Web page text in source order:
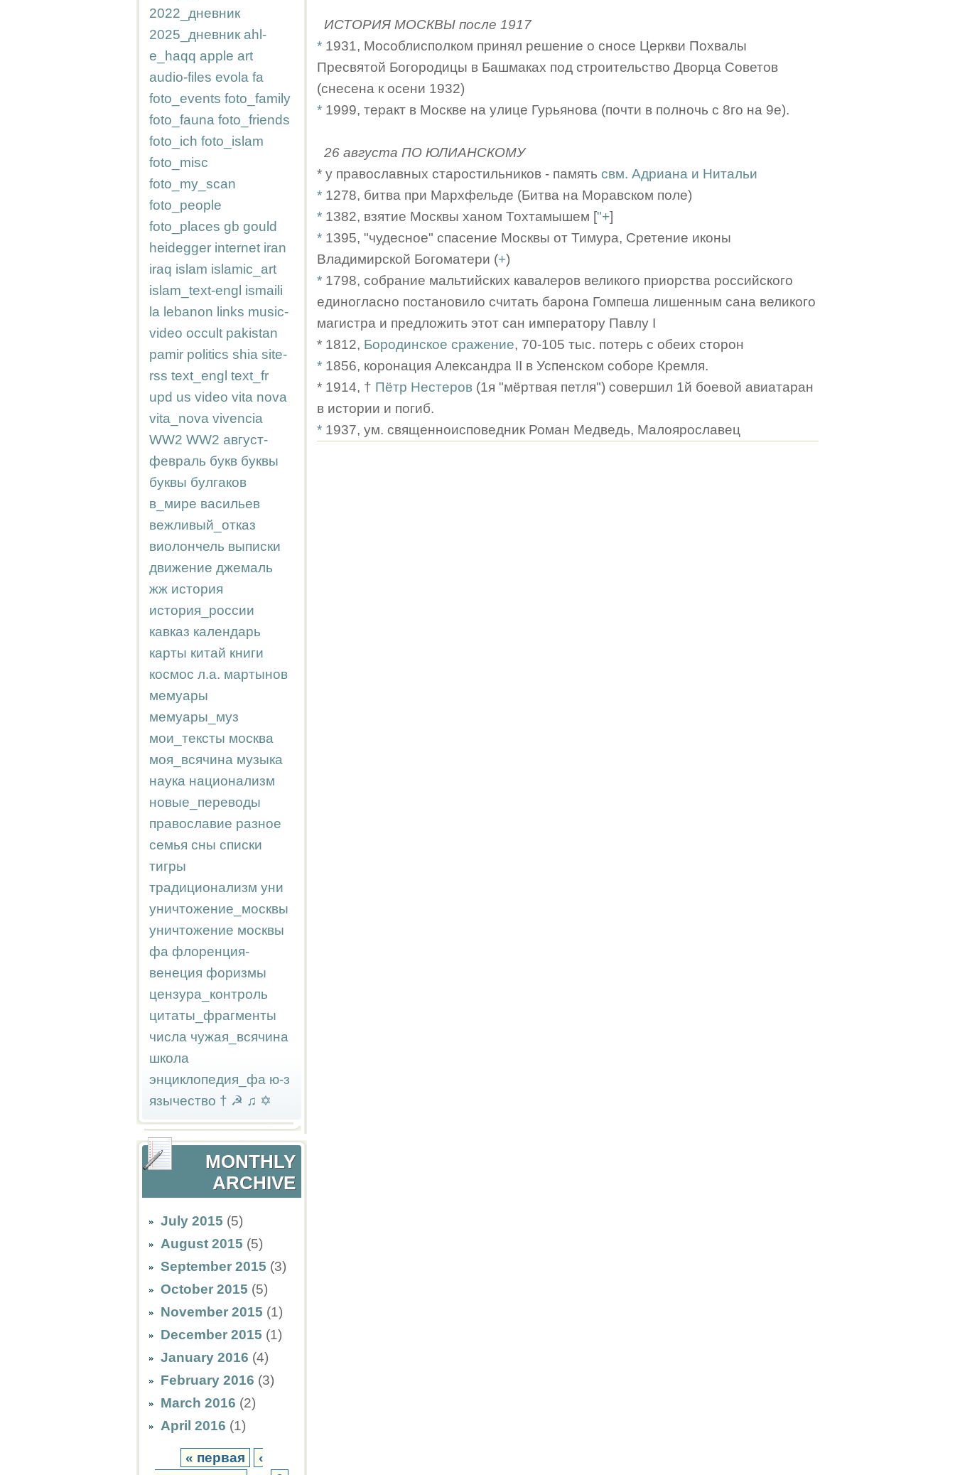
2022_дневник
2025_дневник ahl-
e_haqq apple art
audio-files evola fa
foto_events foto_family
foto_fauna foto_friends
foto_ich foto_islam
foto_misc
foto_my_scan
foto_people
foto_places gb gould
heidegger internet iran
iraq islam islamic_art
islam_text-engl ismaili
la lebanon links music-
video occult pakistan
pamir politics shia site-
rss text_engl text_fr
upd us video vita nova
vita_nova vivencia
WW2 WW2 август-
февраль букв буквы
буквы булгаков
в_мире васильев
вежливый_отказ
виолончель выписки
движение джемаль
жж история
история_россии
кавказ календарь
карты китай книги
космос л.а. мартынов
мемуары
мемуары_муз
мои_тексты москва
моя_всячина музыка
наука национализм
новые_переводы
православие разное
семья сны списки
тигры
традиционализм уни
уничтожение_москвы
уничтожение москвы
фа флоренция-
венеция форизмы
цензура_контроль
цитаты_фрагменты
числа чужая_всячина
школа
энциклопедия_фа ю-з
язычество † ☭ ♫ ✡
MONTHLY
ARCHIVE
July 2015 (5)
August 2015 (5)
September 2015 (3)
October 2015 (5)
November 2015 (1)
December 2015 (1)
January 2016 (4)
February 2016 (3)
March 2016 (2)
April 2016 (1)
« первая
‹
ИСТОРИЯ МОСКВЫ после 1917
* 1931, Мособлисполком принял решение о сносе Церкви Похвалы
Пресвятой Богородицы в Башмаках под строительство Дворца Советов
(снесена к осени 1932)
* 1999, теракт в Москве на улице Гурьянова (почти в полночь с 8го на 9е).
26 августа ПО ЮЛИАНСКОМУ
* у православных старостильников - память свм. Адриана и Нитальи
* 1278, битва при Мархфельде (Битва на Моравском поле)
* 1382, взятие Москвы ханом Тохтамышем ["+]
* 1395, "чудесное" спасение Москвы от Тимура, Сретение иконы
Владимирской Богоматери (+)
* 1798, собрание мальтийских кавалеров великого приорства российского
единогласно постановило считать барона Гомпеша лишенным сана великого
магистра и предложить этот сан императору Павлу I
* 1812, Бородинское сражение, 70-105 тыс. потерь с обеих сторон
* 1856, коронация Александра II в Успенском соборе Кремля.
* 1914, † Пётр Нестеров (1я "мёртвая петля") совершил 1й боевой авиатаран
в истории и погиб.
* 1937, ум. священноисповедник Роман Медведь, Малоярославец